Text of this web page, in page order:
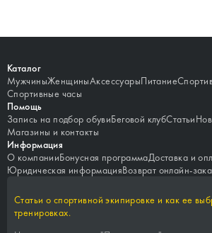
Каталог
МужчиныЖенщиныАксессуарыПитание
Спортивные часы
Помощь
Запись на подбор обувиБеговой клубСтатьи
Магазины и контакты
Информация
О компанииБонусная программаДоставка и
Юридическая информацияВозврат онлайн-
Статьи о спортивной экипировке и как ее
тренировках.